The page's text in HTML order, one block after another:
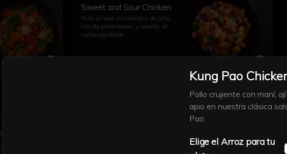
Sweet and Sour Chicken
Pollo al wok con trocitos de piña,
mix de pimentones y cebolla, en
salsa agridulce.
Kung Pao
Pollo crujiente con maní,
apio en nuestra clásica
Pao.
Elige el Arroz para tu